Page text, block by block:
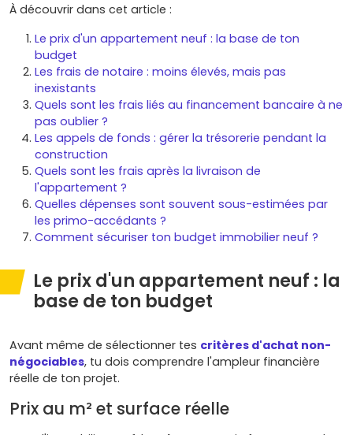
À découvrir dans cet article :
Le prix d'un appartement neuf : la base de ton
budget
Les frais de notaire : moins élevés, mais pas
inexistants
Quels sont les frais liés au financement bancaire à ne
pas oublier ?
Les appels de fonds : gérer la trésorerie pendant la
construction
Quels sont les frais après la livraison de
l'appartement ?
Quelles dépenses sont souvent sous-estimées par
les primo-accédants ?
Comment sécuriser ton budget immobilier neuf ?
Le prix d'un appartement neuf : la
base de ton budget
Avant même de sélectionner tes critères d'achat non-
négociables, tu dois comprendre l'ampleur financière
réelle de ton projet.
Prix au m² et surface réelle